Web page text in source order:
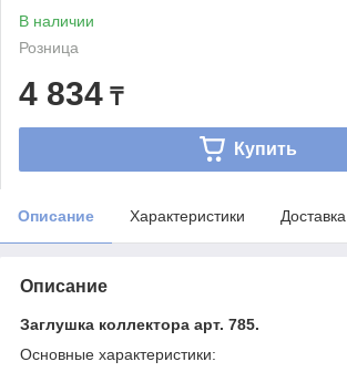
В наличии
Розница
4 834 ₸
Купить
Описание Характеристики Доставка
Описание
Заглушка коллектора арт. 785.
Основные характеристики: